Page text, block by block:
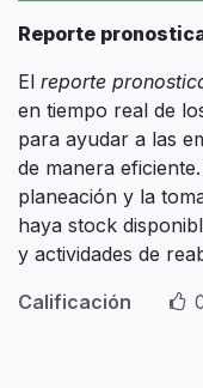
Reporte
El reporte
en tiempo real de
para ayudar a las
de manera
planeación y la
haya stock
y actividades de
Calificación